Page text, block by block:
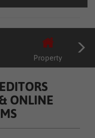
Property
ONLINE